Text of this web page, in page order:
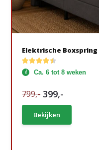
Elektrische
Ca. 6 tot 8 weken
799,- 399,-
Bekijken